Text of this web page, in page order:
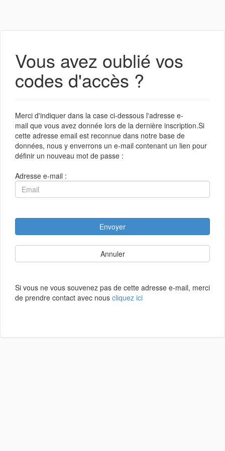
Vous avez oublié vos
codes d'accès ?
Merci d'indiquer dans la case ci-dessous l'adresse e-
mail que vous avez donnée lors de la dernière inscription.Si
cette adresse email est reconnue dans notre base de
données, nous y enverrons un e-mail contenant un lien pour
définir un nouveau mot de passe :
Adresse e-mail :
Envoyer
Annuler
Si vous ne vous souvenez pas de cette adresse e-mail, merci
de prendre contact avec nous cliquez ici